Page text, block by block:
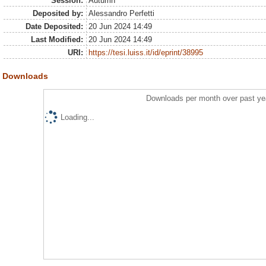
Deposited by:
Alessandro Perfetti
Date Deposited:
20 Jun 2024 14:49
Last Modified:
20 Jun 2024 14:49
URI:
https://tesi.luiss.it/id/eprint/38995
Downloads
Downloads per month over past
Loading...